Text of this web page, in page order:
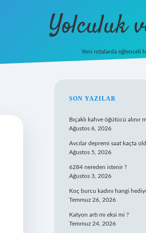
Yolculuk
Yeni rotalarda eğlenceli
SIDEBAR
SON YAZILAR
Bıçaklı kahve öğütücü alınır
Ağustos 6, 2026
Avcılar depremi saat kaçta
Ağustos 5, 2026
6284 nereden istenir ?
Ağustos 3, 2026
Koç burcu kadını hangi
Temmuz 26, 2026
Katyon artı mı eksi mi ?
Temmuz 24, 2026